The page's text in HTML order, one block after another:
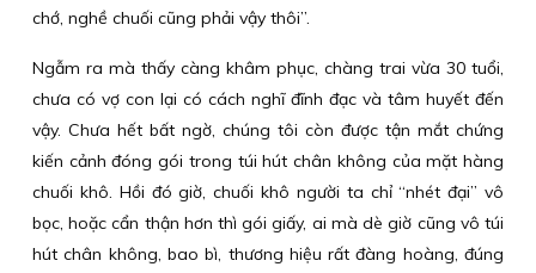
chớ, nghề chuối cũng phải vậy thôi”.
Ngẫm ra mà thấy càng khâm phục, chàng trai vừa 30 tuổi,
chưa có vợ con lại có cách nghĩ đĩnh đạc và tâm huyết đến
vậy. Chưa hết bất ngờ, chúng tôi còn được tận mắt chứng
kiến cảnh đóng gói trong túi hút chân không của mặt hàng
chuối khô. Hồi đó giờ, chuối khô người ta chỉ “nhét đại” vô
bọc, hoặc cẩn thận hơn thì gói giấy, ai mà dè giờ cũng vô túi
hút chân không, bao bì, thương hiệu rất đàng hoàng, đúng